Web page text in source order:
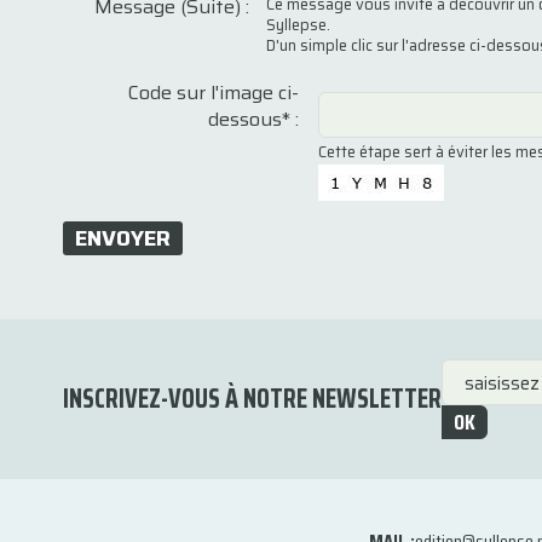
Message (Suite) :
Syllepse.
D'un simple clic sur l'adresse ci-
Code sur l'image ci-
dessous* :
Cette étape sert à éviter les
ENVOYER
INSCRIVEZ-VOUS À NOTRE NEWSLETTER
OK